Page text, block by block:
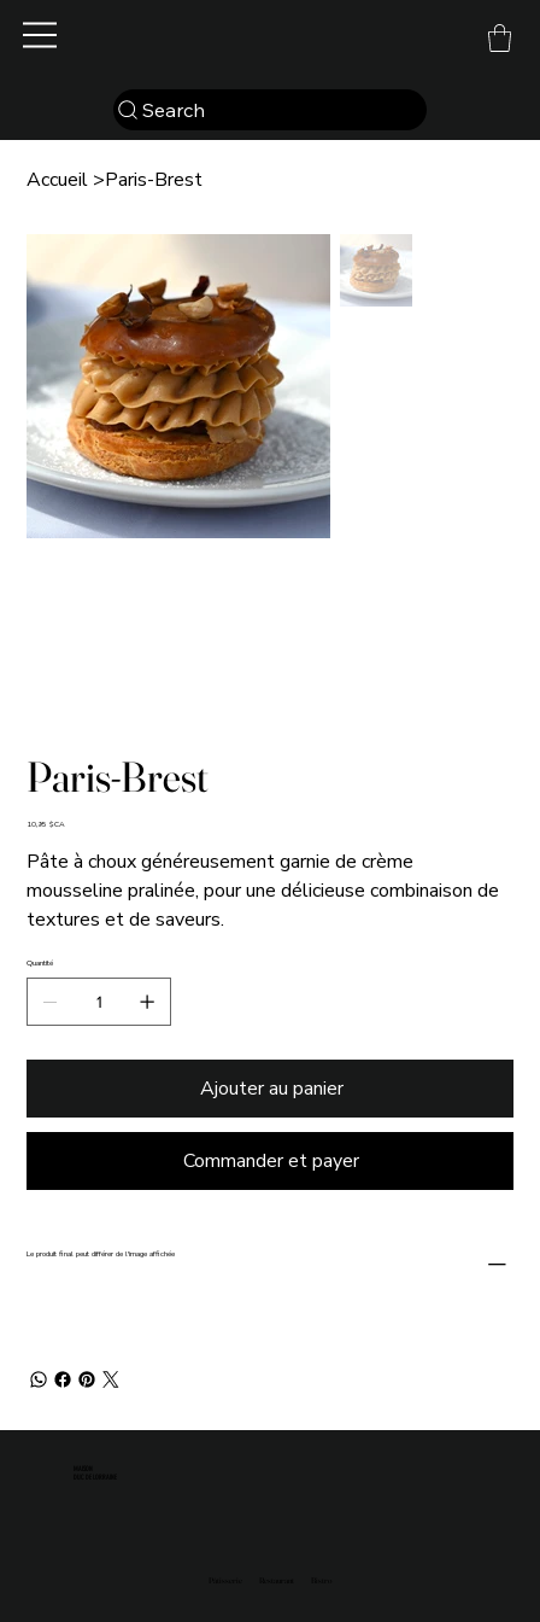
Search
Accueil >Paris-Brest
Paris-Brest
Prix
10,95 $CA
Pâte à choux généreusement garnie de crème
mousseline pralinée, pour une délicieuse combinaison de
textures et de saveurs.
Quantité
Ajouter au panier
Commander et payer
Le produit final peut différer de l'image affichée